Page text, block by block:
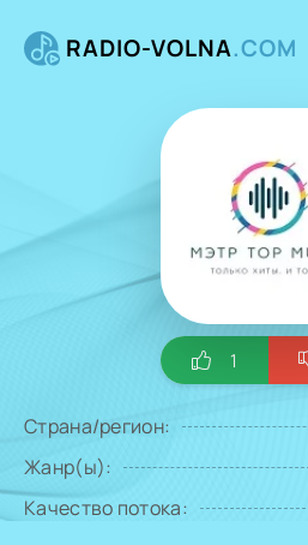
RADIO-VOLNA.COM
1
Страна/регион:
Жанр(ы):
Качество потока: